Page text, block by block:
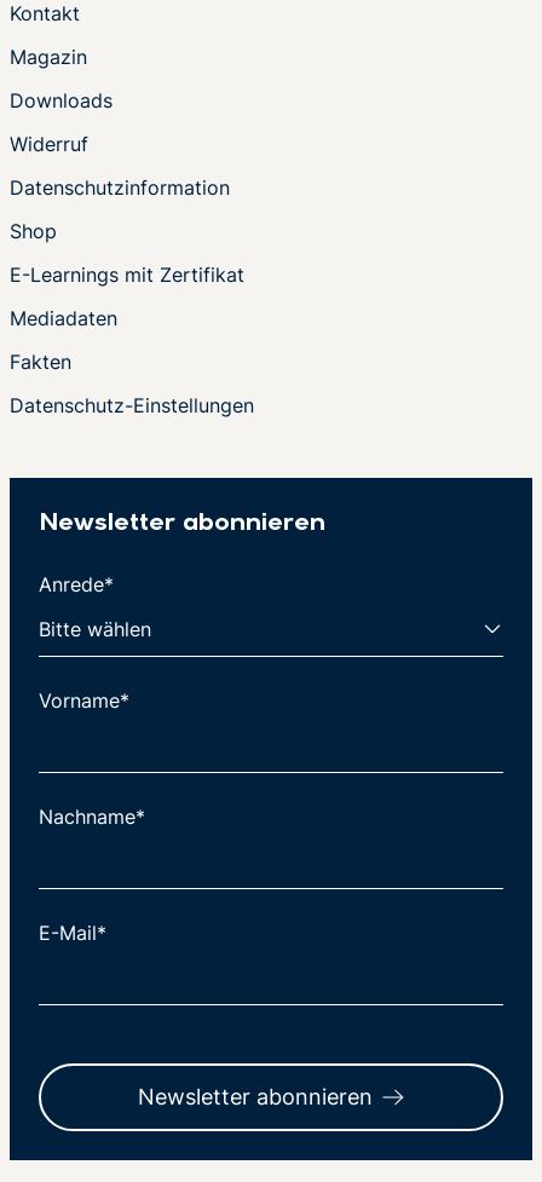
Kontakt
Magazin
Downloads
Widerruf
Datenschutzinformation
Shop
E-Learnings mit Zertifikat
Mediadaten
Fakten
Datenschutz-Einstellungen
Newsletter abonnieren
Anrede*
Vorname*
Nachname*
E-Mail*
Newsletter abonnieren